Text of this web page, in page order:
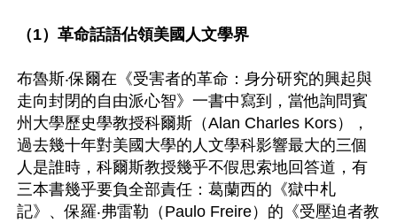
（1）革命話語佔領美國人文學界
布魯斯‧保爾在《受害者的革命：身分研究的興起與
走向封閉的自由派心智》一書中寫到，當他詢問賓
州大學歷史學教授科爾斯（Alan Charles Kors），
過去幾十年對美國大學的人文學科影響最大的三個
人是誰時，科爾斯教授幾乎不假思索地回答道，有
三本書幾乎要負全部責任：葛蘭西的《獄中札
記》、保羅‧弗雷勒（Paulo Freire）的《受壓迫者教